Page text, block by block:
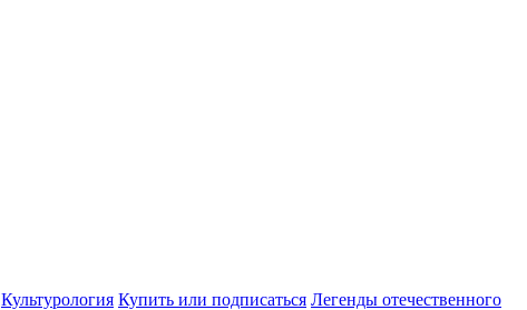
Культурология Купить или подписаться Легенды отечественного